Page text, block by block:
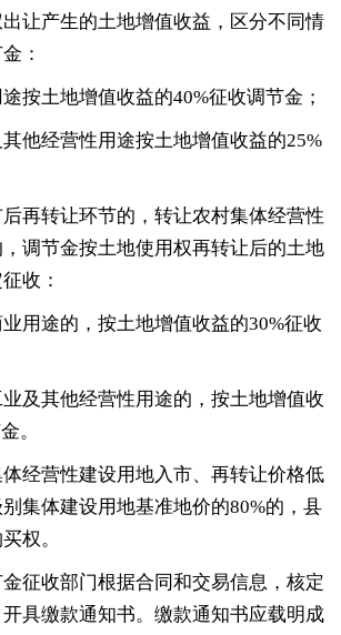
让产生的土地增值收益，区分不同情
：
土地增值收益的40%征收调节金 ；
经营性用途按土地增值收益的25%
再转让环节的 ， 转让农村集体经营性
调节金按土地使用权再转让后的土地
收：
用途的 ， 按土地增值收益的30%征收
其他经营性用途的 ， 按土地增值收
。
营性建设用地入市、再转让价格低
集体建设用地基准地价的80%的 ， 县
权。
收部门根据合同和交易信息 ， 核定
具缴款通知书。 缴款通知书应载明成